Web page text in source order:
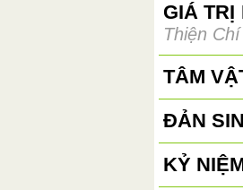
GIÁ TRỊ
Thiện Chí
TÂM
ĐẢN
KỶ